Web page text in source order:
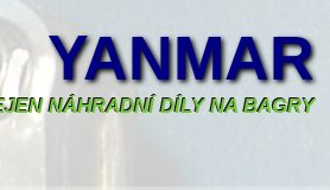
YANMAR
NÁHRADNÍ DÍLY NA BAGRY